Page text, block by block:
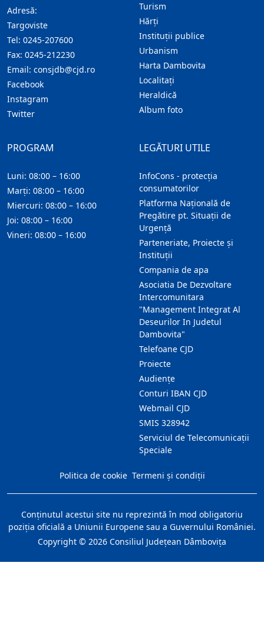
Adresă:
Targoviste
Tel: 0245-207600
Fax: 0245-212230
Email: consjdb@cjd.ro
Facebook
Instagram
Twitter
Turism
Hărţi
Instituţii publice
Urbanism
Harta Dambovita
Localitaţi
Heraldică
Album foto
LEGĂTURI UTILE
InfoCons - protecția
consumatorilor
Platforma Națională de
Pregătire pt. Situații de
Urgență
Parteneriate, Proiecte și
Instituții
Compania de apa
Asociatia De Dezvoltare
Intercomunitara
"Management Integrat Al
Deseurilor In Judetul
Dambovita"
Telefoane CJD
Proiecte
Audienţe
Conturi IBAN CJD
Webmail CJD
SMIS 328942
Serviciul de Telecomunicații
Speciale
PROGRAM
Luni: 08:00 – 16:00
Marți: 08:00 – 16:00
Miercuri: 08:00 – 16:00
Joi: 08:00 – 16:00
Vineri: 08:00 – 16:00
Politica de cookie Termeni și condiții
Conţinutul acestui site nu reprezintă în mod obligatoriu
poziţia oficială a Uniunii Europene sau a Guvernului României.
Copyright © 2026 Consiliul Judeţean Dâmboviţa